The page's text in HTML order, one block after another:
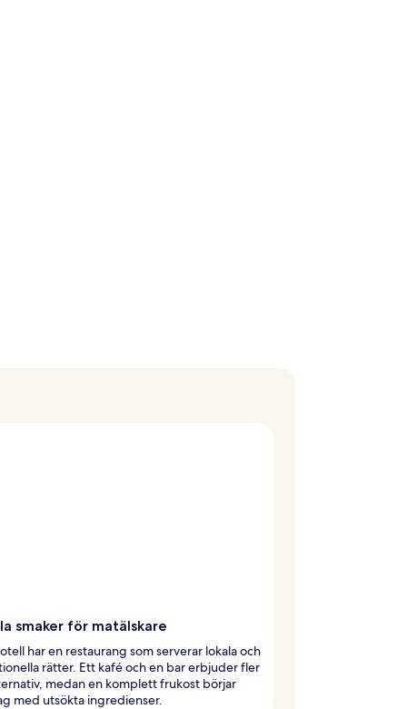
smaker för matälskare
har en restaurang som serverar lokala och
rätter. Ett kafé och en bar erbjuder fler
medan en komplett frukost börjar
med utsökta ingredienser.